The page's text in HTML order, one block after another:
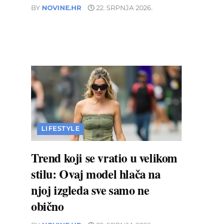
BY NOVINE.HR 22. SRPNJA 2026.
LIFESTYLE
Trend koji se vratio u velikom
stilu: Ovaj model hlača na
njoj izgleda sve samo ne
obično